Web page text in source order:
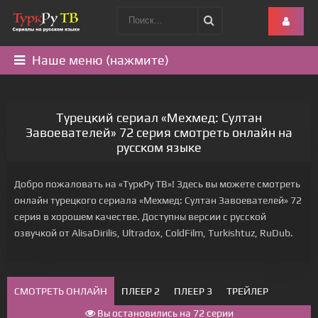
Наше меню (нажмите)
Турецкий сериал «Мехмед: Султан
Завоевателей» 72 серия смотреть онлайн на
русском языке
Добро пожаловать на «ТуркРу ТВ»! Здесь вы можете смотреть
онлайн турецкого сериала «Мехмед: Султан Завоевателей» 72
серия в хорошем качестве. Доступны версии с русской
озвучкой от AlisaDirilis, Ultradox, ColdFilm, Turkishtuz, RuDub.
СМОТРЕТЬ ОНЛАЙН ПЛЕЕР 2 ПЛЕЕР 3
ТРЕЙЛЕР
Вы остановились на 72 серии